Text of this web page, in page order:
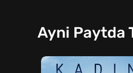
Ayni Paytda